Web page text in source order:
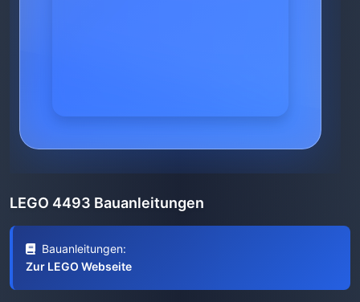
LEGO 4493 Bauanleitungen
Bauanleitungen:
Zur LEGO Webseite